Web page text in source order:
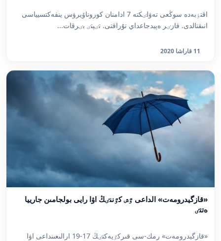
اقتٶبەدە سوڭعى تەۋلٸكتە 7 ادامنان كوروناۆيرۋس ينفەكتسيياسى
انىقتالدى. قازٸر ەپيدجاعداي تۇراقتى. تٸپتٸ بٸرقات...
11 قاراشا 2020
«قازگيدرومەت» الداعى ٷش كٷننٸڭ اۋا رايى بولجامىن جارييا
ەتتٸ
«قازگيدرومەت» رمك-سى قىركٷيەكتٸڭ 17-19 ارالىعىنداعى اۋا